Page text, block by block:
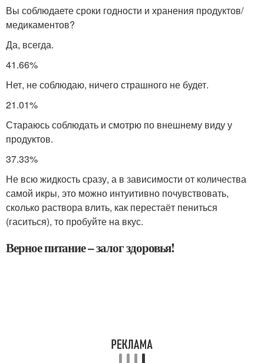
Вы соблюдаете сроки годности и хранения продуктов/
медикаментов?
Да, всегда.
41.66%
Нет, не соблюдаю, ничего страшного не будет.
21.01%
Стараюсь соблюдать и смотрю по внешнему виду у
продуктов.
37.33%
Не всю жидкость сразу, а в зависимости от количества
самой икры, это можно интуитивно почувствовать,
сколько раствора влить, как перестаёт пениться
(гаситься), то пробуйте на вкус.
Верное питание – залог здоровья!